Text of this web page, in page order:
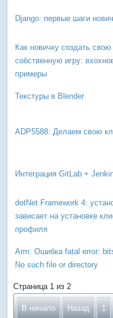
Django: первые шаги
Как новичку создать свою
собственную игру:
примеры
Текстуры в Blender
ADP5588: Делаем свою
Интеграция GitLab +
dotNet Framework 4:
зависает на установке
профиля
Arm: Ошибка fatal error:
No such file or directory
Страница 1 из 2
В начало Назад 1